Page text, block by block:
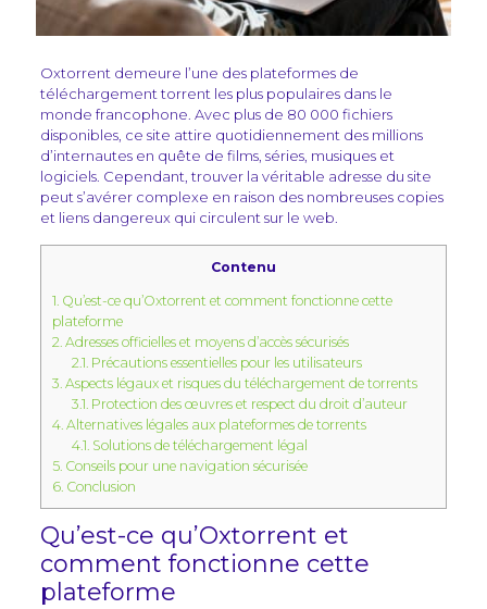
Oxtorrent demeure l’une des plateformes de
téléchargement torrent les plus populaires dans le
monde francophone. Avec plus de 80 000 fichiers
disponibles, ce site attire quotidiennement des millions
d’internautes en quête de films, séries, musiques et
logiciels. Cependant, trouver la véritable adresse du site
peut s’avérer complexe en raison des nombreuses copies
et liens dangereux qui circulent sur le web.
Contenu
1.Qu’est-ce qu’Oxtorrent et comment fonctionne cette
plateforme
2.Adresses officielles et moyens d’accès sécurisés
2.1. Précautions essentielles pour les utilisateurs
3.Aspects légaux et risques du téléchargement de torrents
3.1. Protection des œuvres et respect du droit d’auteur
4.Alternatives légales aux plateformes de torrents
4.1. Solutions de téléchargement légal
5.Conseils pour une navigation sécurisée
6.Conclusion
Qu’est-ce qu’Oxtorrent et
comment fonctionne cette
plateforme